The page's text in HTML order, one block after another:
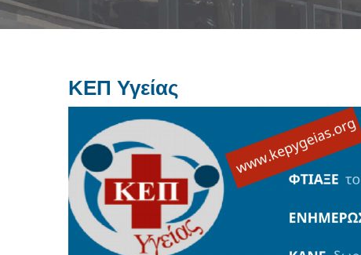
ΚΕΠ Υγείας